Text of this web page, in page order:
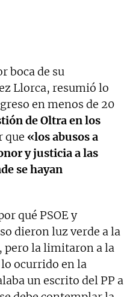
boca de su
Llorca, resumió lo
en menos de 20
de Oltra en los
que «los abusos a
y justicia a las
se hayan
qué PSOE y
dieron luz verde a la
pero la limitaron a la
ocurrido en la
un escrito del PP a